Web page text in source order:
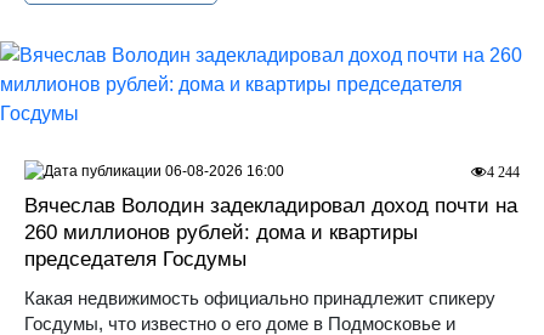
Вячеслав Володин задекладировал доход почти на
260 миллионов рублей: дома и квартиры
председателя Госдумы
Какая недвижимость официально принадлежит спикеру
Госдумы, что известно о его доме в Подмосковье и
4 244
06-08-2026 16:00